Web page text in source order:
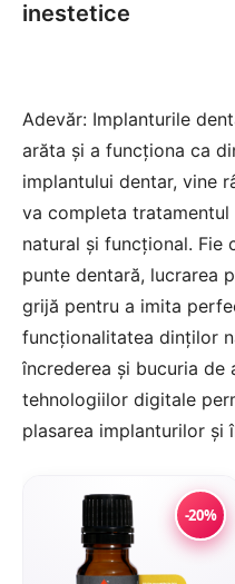
inestetice
Adevăr: Implanturile
arăta și a funcționa ca
implantului dentar, vine
va completa
natural și funcțional. Fie
punte dentară, lucrarea
grijă pentru a imita
funcționalitatea dinților
încrederea și bucuria de
tehnologiilor digitale
plasarea implanturilor și
-20%